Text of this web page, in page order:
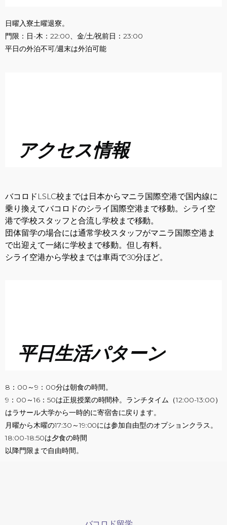
日曜入寮土曜退寮。
門限：日-木：22:00、金/土/祝前日：23:00
平日の外泊不可/週末は外泊可能
アクセス情報
バコロドLSLC校までは日本からマニラ国際空港で国内線に
乗り換えてバコロドのシライ国際空港まで移動。シライ空
港で学校スタッフと合流し学校まで移動。
団体留学の場合には通常学校スタッフがマニラ国際空港ま
で出迎えて一緒に学校まで移動。但し有料。
シライ空港から学校までは車両で30分ほど。
平日生活パターン
8：00～9：00分は朝食の時間。
9：00～16：50は正規授業の時間枠。ランチタイム（12:00-13:00）
はラサール大学から一時的に寄宿舎に戻ります。
月曜から木曜の17:30～19:00には参加自由型のオプションクラス。
18:00-18:50は夕食の時間
以降門限まで自由時間。